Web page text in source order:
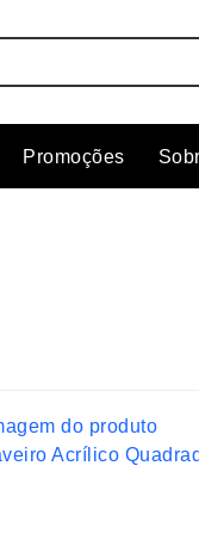
Kit Queijo
Promoções